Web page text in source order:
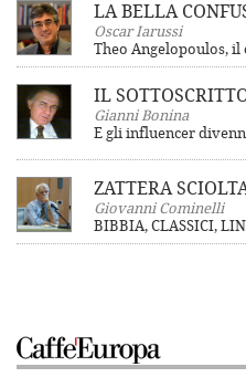
LA BELLA
Oscar Iarussi
Theo Angelopoulos, il
IL
Gianni Bonina
E gli influencer
ZATTERA
Giovanni Cominelli
BIBBIA, CLASSICI,